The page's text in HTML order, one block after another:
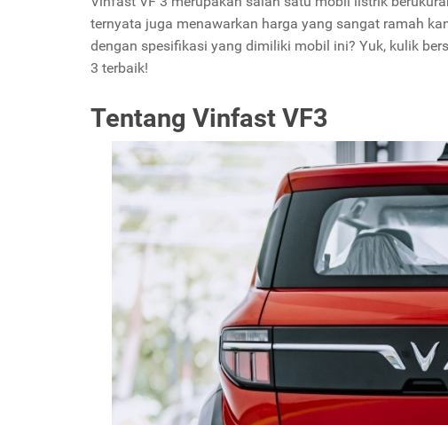
ternyata juga menawarkan harga yang sangat ramah
dengan spesifikasi yang dimiliki mobil ini? Yuk, kulik
3 terbaik!
Tentang Vinfast VF3